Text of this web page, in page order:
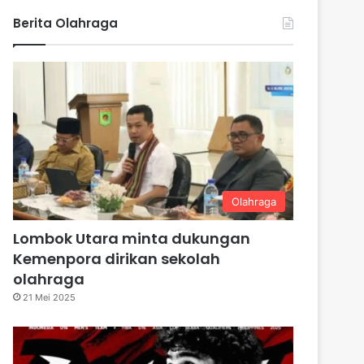
Berita Olahraga
Olahraga
Lombok Utara minta dukungan
Kemenpora dirikan sekolah
olahraga
21 Mei 2025